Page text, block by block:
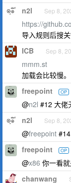
n2l Sep 8,
https://
导入规则后搜
ICB Sep 8,
mmm.st
加载会比较慢。
freepoint OP
@n2l #12 大佬
n2l Sep 8,
@freepoint
freepoint OP
@x86 你一看
chanwang